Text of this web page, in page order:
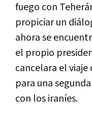
fuego con
propiciar un
ahora se
el propio
cancelara el viaje
para una
con los iraníes.